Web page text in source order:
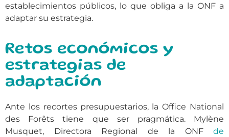
establecimientos públicos, lo que obliga a la ONF a
adaptar su estrategia.
Retos económicos y
estrategias de
adaptación
Ante los recortes presupuestarios, la Office National
des Forêts tiene que ser pragmática. Mylène
Musquet, Directora Regional de la ONF de